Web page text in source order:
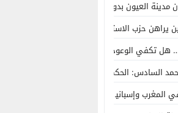
العيون بدون ماء؟
حزب الاستقلال على الكفاءة ويمنح الشباب
تكفي الوعود الفارغة لصناعة الواقع؟
السادس: الحكم الذاتي هو الأساس الوحيد لحل